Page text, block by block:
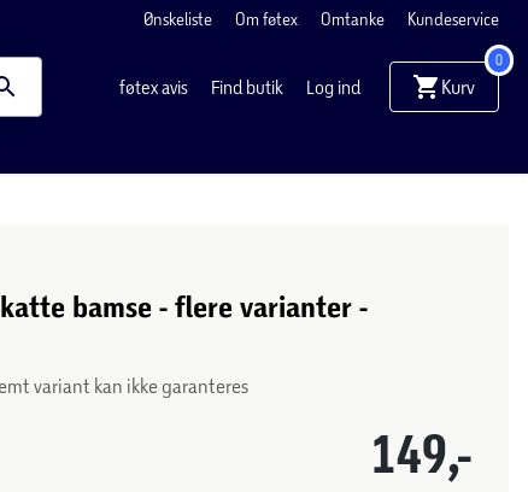
Ønskeliste Om føtex Omtanke Kundeservice
føtex avis Find butik Log ind Kurv
0
bamse - flere varianter -
variant kan ikke garanteres
149,-